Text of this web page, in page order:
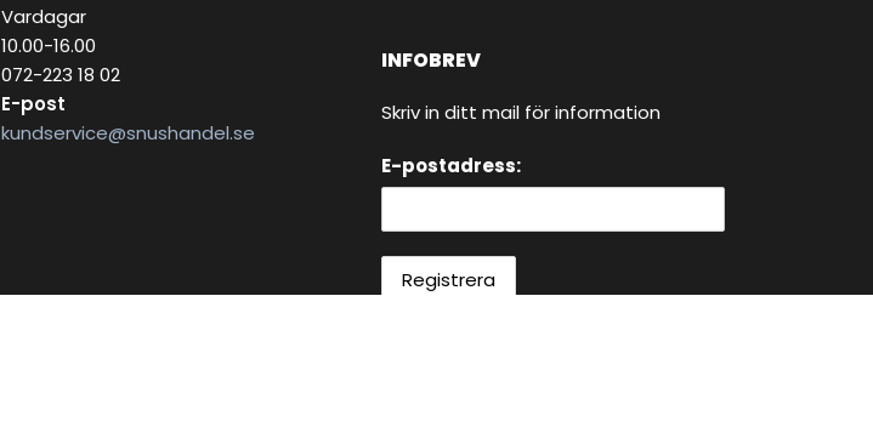
Vardagar
10.00-16.00
072-223 18 02
E-post
kundservice@snushandel.se
INFOBREV
Skriv in ditt mail för information
E-postadress: